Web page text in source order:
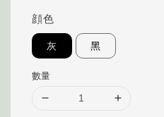
顔色
灰 黑
數量